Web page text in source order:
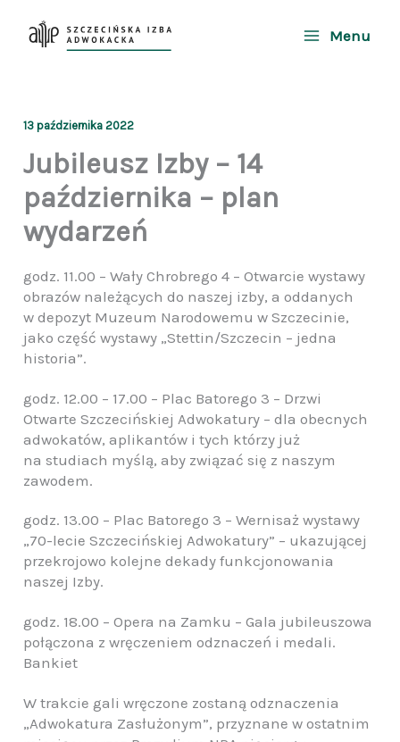
Menu
13 października 2022
Jubileusz Izby – 14
października – plan
wydarzeń
godz. 11.00 – Wały Chrobrego 4 – Otwarcie wystawy
obrazów należących do naszej izby, a oddanych
w depozyt Muzeum Narodowemu w Szczecinie,
jako część wystawy „Stettin/Szczecin – jedna
historia”.
godz. 12.00 – 17.00 – Plac Batorego 3 – Drzwi
Otwarte Szczecińskiej Adwokatury – dla obecnych
adwokatów, aplikantów i tych którzy już
na studiach myślą, aby związać się z naszym
zawodem.
godz. 13.00 – Plac Batorego 3 – Wernisaż wystawy
„70-lecie Szczecińskiej Adwokatury” – ukazującej
przekrojowo kolejne dekady funkcjonowania
naszej Izby.
godz. 18.00 – Opera na Zamku – Gala jubileuszowa
połączona z wręczeniem odznaczeń i medali.
Bankiet
W trakcie gali wręczone zostaną odznaczenia
„Adwokatura Zasłużonym”, przyznane w ostatnim